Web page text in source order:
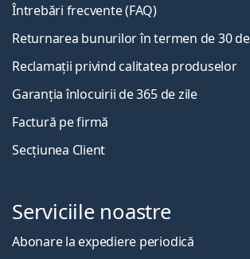
Întrebări frecvente (FAQ)
Returnarea bunurilor în termen de 30
Reclamații privind calitatea produselor
Garanția înlocuirii de 365 de zile
Factură pe firmă
Secțiunea Client
Serviciile noastre
Abonare la expediere periodică